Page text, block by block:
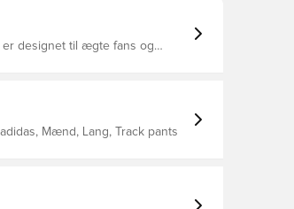
er designet til ægte fans og
48% polyester
Mænd, Lang, Track pants